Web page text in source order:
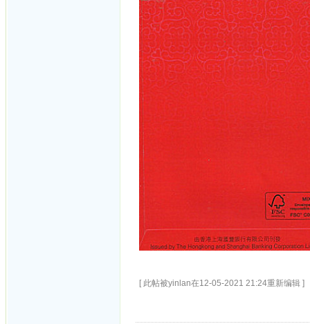
[ 此帖被yinlan在12-05-2021 21:24重新编辑 ]